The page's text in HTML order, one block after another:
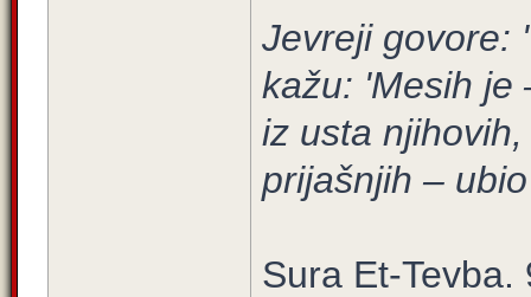
Jevreji govore:
kažu: 'Mesih je
iz usta
prijašnjih –
Sura Et-Tevba.